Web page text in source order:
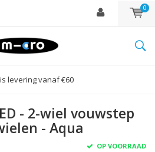
0
levering vanaf €60
- 2-wiel vouwstep
- Aqua
OP VOORRAAD